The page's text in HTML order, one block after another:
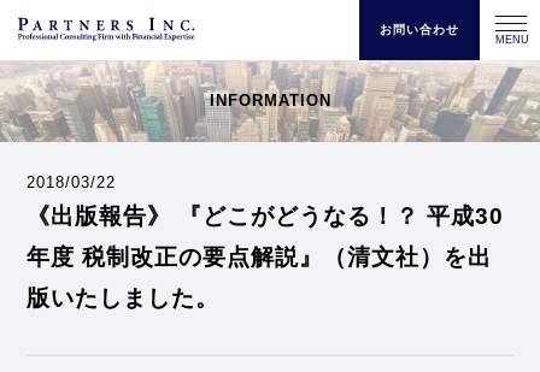
お問い合わせ
INFORMATION
2018/03/22
《出版報告》 『どこがどうなる！？ 平成30
年度 税制改正の要点解説』（清文社）を出
版いたしました。
MENU